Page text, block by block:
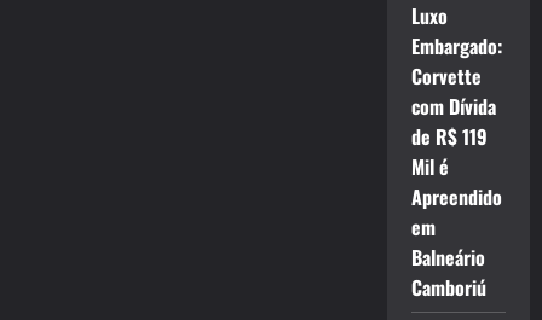
Luxo
Embargado:
Corvette
com Dívida
de R$ 119
Mil é
Apreendido
em
Balneário
Camboriú